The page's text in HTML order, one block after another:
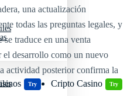
Try Cripto Casino Try
una actualización
todas las preguntas legales, y
traduce en una venta
desarrollo como un nuevo
actividad posterior confirma la